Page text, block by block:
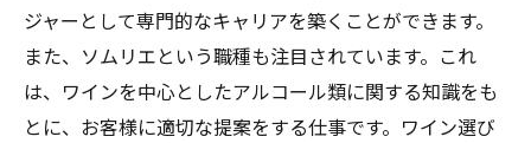
ジャーとして専門的なキャリアを築くことができます。
また、ソムリエという職種も注目されています。これ
は、ワインを中心としたアルコール類に関する知識をも
とに、お客様に適切な提案をする仕事です。ワイン選び